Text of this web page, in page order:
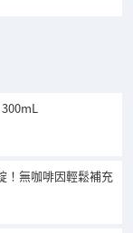
！無咖啡因輕鬆補充